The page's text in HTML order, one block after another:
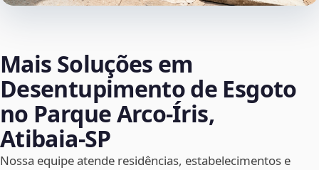
Mais Soluções em
Desentupimento de Esgoto
no Parque Arco-Íris,
Atibaia‑SP
Nossa equipe atende residências, estabelecimentos e